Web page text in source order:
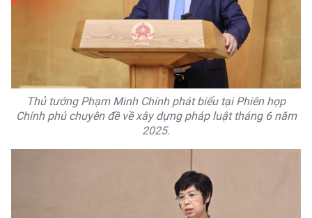
Thủ tướng Phạm Minh Chính phát biểu tại Phiên họp
Chính phủ chuyên đề về xây dựng pháp luật tháng 6 năm
2025.